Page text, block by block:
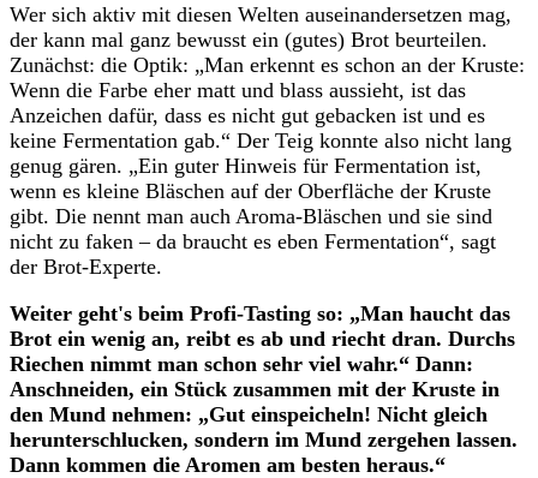
Wer sich aktiv mit diesen Welten auseinandersetzen mag,
der kann mal ganz bewusst ein (gutes) Brot beurteilen.
Zunächst: die Optik: „Man erkennt es schon an der Kruste:
Wenn die Farbe eher matt und blass aussieht, ist das
Anzeichen dafür, dass es nicht gut gebacken ist und es
keine Fermentation gab.“ Der Teig konnte also nicht lang
genug gären. „Ein guter Hinweis für Fermentation ist,
wenn es kleine Bläschen auf der Oberfläche der Kruste
gibt. Die nennt man auch Aroma-Bläschen und sie sind
nicht zu faken – da braucht es eben Fermentation“, sagt
der Brot-Experte.
Weiter geht's beim Profi-Tasting so: „Man haucht das
Brot ein wenig an, reibt es ab und riecht dran. Durchs
Riechen nimmt man schon sehr viel wahr.“ Dann:
Anschneiden, ein Stück zusammen mit der Kruste in
den Mund nehmen: „Gut einspeicheln! Nicht gleich
herunterschlucken, sondern im Mund zergehen lassen.
Dann kommen die Aromen am besten heraus.“